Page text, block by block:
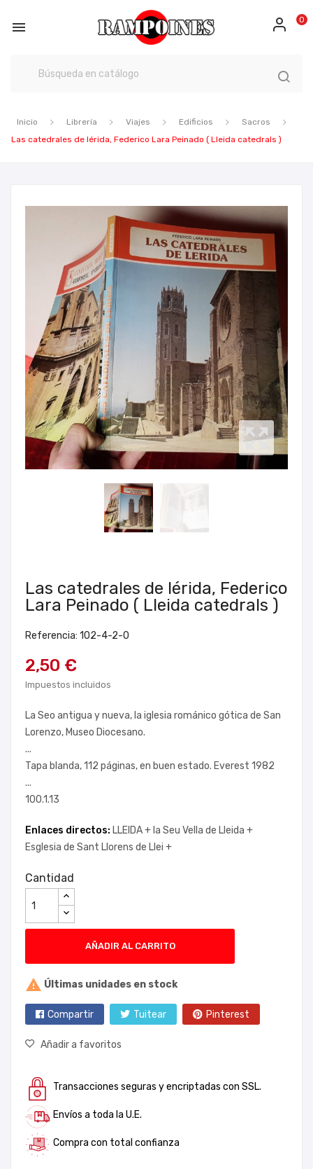
 0
Inicio Librería Viajes Edificios
Sacros
Las catedrales de lérida, Federico Lara Peinado ( Lleida catedrals )
Las catedrales de lérida, Federico
Lara Peinado ( Lleida catedrals )
Referencia: 102-4-2-0
2,50 €
Impuestos incluidos
La Seo antigua y nueva, la iglesia románico gótica de San
Lorenzo, Museo Diocesano.
...
Tapa blanda, 112 páginas, en buen estado. Everest 1982
...
100.1.13
Enlaces directos: LLEIDA + la Seu Vella de Lleida +
Esglesia de Sant Llorens de Llei +
Cantidad
AÑADIR AL CARRITO
 Últimas unidades en stock
Compartir Tuitear Pinterest
Añadir a favoritos
Transacciones seguras y encriptadas con SSL.
Envíos a toda la U.E.
Compra con total confianza